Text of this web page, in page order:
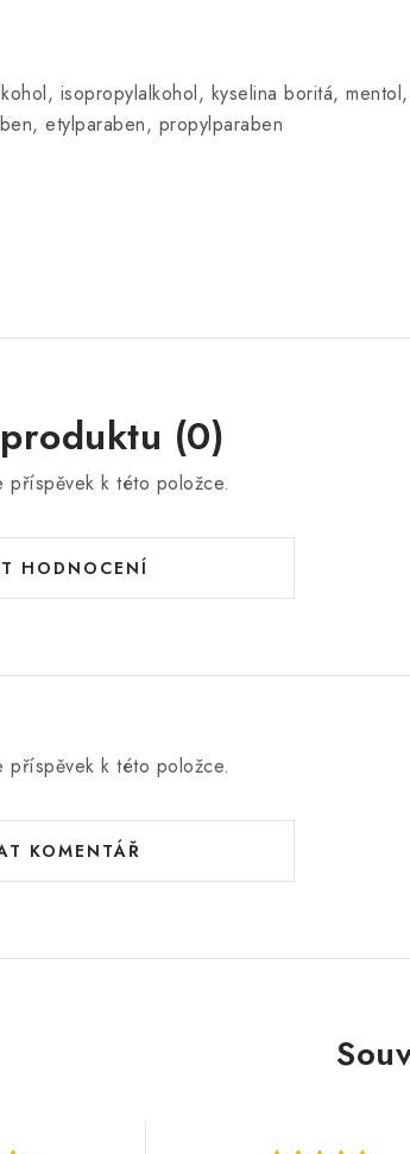
isopropylalkohol, kyselina boritá,
etylparaben, propylparaben
(0)
k této položce.
HODNOCENÍ
k této položce.
KOMENTÁŘ